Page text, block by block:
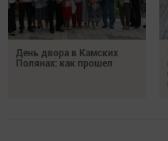
День двора в Камских
Полянах: как прошел